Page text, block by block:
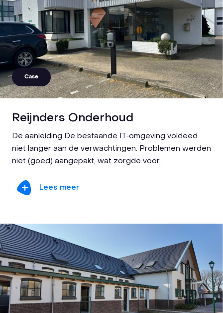
Case
Reijnders Onderhoud
De aanleiding De bestaande IT‑omgeving voldeed
niet langer aan de verwachtingen. Problemen werden
niet (goed) aangepakt, wat zorgde voor...
Lees meer